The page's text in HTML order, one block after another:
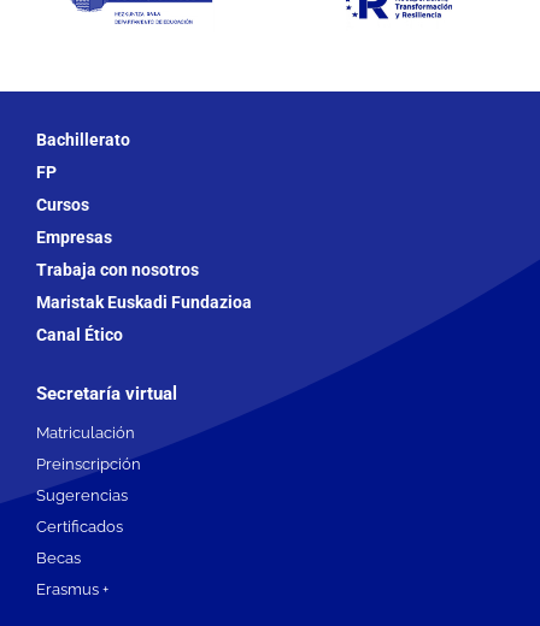
Bachillerato
FP
Cursos
Empresas
Trabaja con nosotros
Maristak Euskadi Fundazioa
Canal Ético
Secretaría virtual
Matriculación
Preinscripción
Sugerencias
Certificados
Becas
Erasmus +